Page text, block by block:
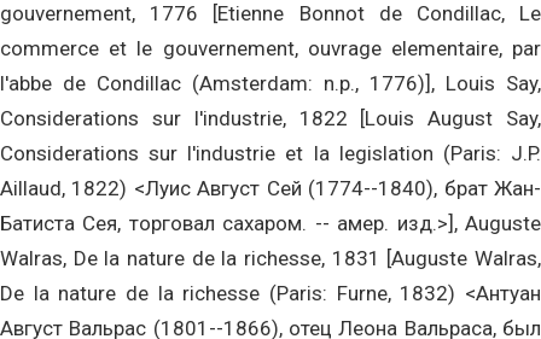
gouvernement, 1776 [Etienne Bonnot de Condillac, Le
commerce et le gouvernement, ouvrage elementaire, par
l'abbe de Condillac (Amsterdam: n.p., 1776)], Louis Say,
Considerations sur l'industrie, 1822 [Louis August Say,
Considerations sur l'industrie et la legislation (Paris: J.P.
Aillaud, 1822) <Луис Август Сей (1774--1840), брат Жан-
Батиста Сея, торговал сахаром. -- амер. изд.>], Auguste
Walras, De la nature de la richesse, 1831 [Auguste Walras,
De la nature de la richesse (Paris: Furne, 1832) <Антуан
Август Вальрас (1801--1866), отец Леона Вальраса, был